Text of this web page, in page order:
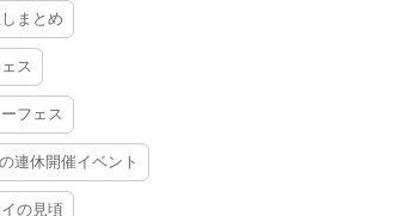
まとめ
ス
フェス
連休開催イベント
の見頃